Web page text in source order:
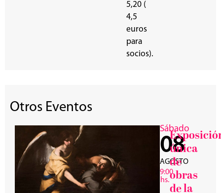
5,20 (
4,5
euros
para
socios).
Otros Eventos
Sábado
08
AGOSTO
9:00
hs.
única
de
obras
de la